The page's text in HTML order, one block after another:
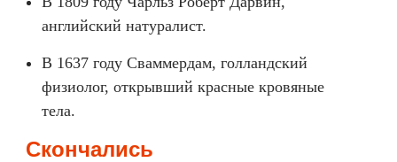
английский натуралист.
В 1637 году Сваммердам, голландский
физиолог, открывший красные кровяные
тела.
Скончались